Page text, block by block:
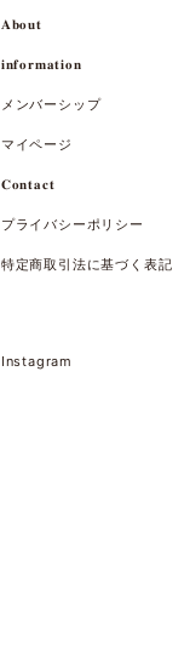
𝐀𝐛𝐨𝐮𝐭
𝐢𝐧𝐟𝐨𝐫𝐦𝐚𝐭𝐢𝐨𝐧
メンバーシップ
マイページ
𝐂𝐨𝐧𝐭𝐚𝐜𝐭
プライバシーポリシー
特定商取引法に基づく表記
Instagram